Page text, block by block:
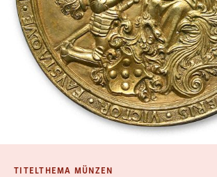
TITELTHEMA MÜNZEN